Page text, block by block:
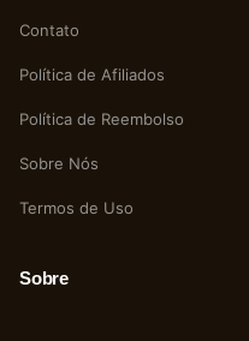
Contato
Política de Afiliados
Política de Reembolso
Sobre Nós
Termos de Uso
Sobre